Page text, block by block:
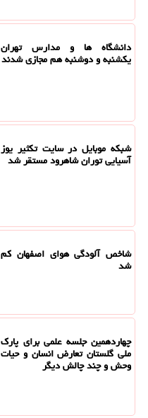
دانشگاه ها و مدارس تهران
یکشنبه و دوشنبه هم مجازی شدند
شبکه موبایل در سایت تکثیر یوز
آسیایی توران شاهرود مستقر شد
شاخص آلودگی هوای اصفهان کم
شد
چهاردهمین جلسه علمی برای پارک
ملی گلستان تعارض انسان و حیات
وحش و چند چالش دیگر